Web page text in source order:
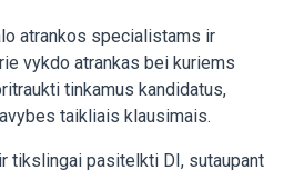
atrankos specialistams ir
vykdo atrankas bei kuriems
tinkamus kandidatus,
taikliais klausimais.
tikslingai pasitelkti DI, sutaupant